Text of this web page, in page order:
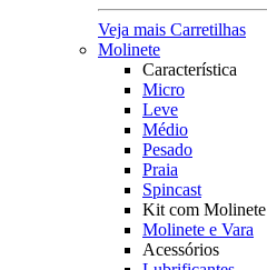
Veja mais Carretilhas
Molinete
Característica
Micro
Leve
Médio
Pesado
Praia
Spincast
Kit com Molinete
Molinete e Vara
Acessórios